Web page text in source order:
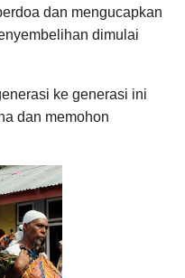
dan mengucapkan
dimulai
ke generasi ini
dan memohon